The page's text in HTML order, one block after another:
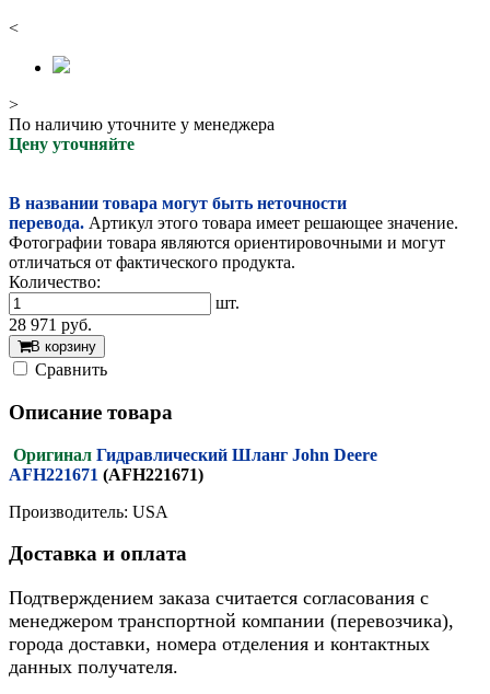
<
>
По наличию уточните у менеджера
Цену уточняйте
В названии товара могут быть неточности
перевода. Артикул этого товара имеет решающее значение.
Фотографии товара являются ориентировочными и могут
отличаться от фактического продукта.
Количество:
шт.
28 971 руб.
В корзину
Cравнить
Описание товара
Оригинал Гидравлический Шланг John Deere
AFH221671 (AFH221671)
Производитель: USA
Доставка и оплата
Подтверждением заказа считается согласования с
менеджером транспортной компании (перевозчика),
города доставки, номера отделения и контактных
данных получателя.